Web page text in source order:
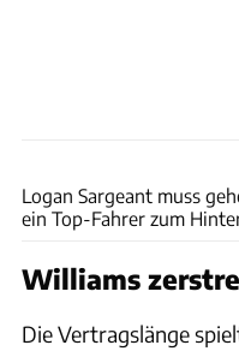
Logan Sargeant muss
ein Top-Fahrer zum
Williams
Die Vertragslänge